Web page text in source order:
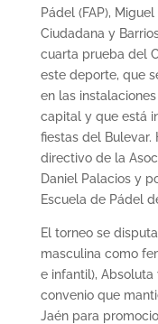
Pádel (FAP),
Ciudadana y
cuarta prueba del
este deporte, que
en las
capital y que está
fiestas del Bulevar.
directivo de la
Daniel Palacios y
Escuela de Pádel
El torneo se
masculina como
e infantil),
convenio que
Jaén para